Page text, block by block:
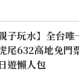
子玩水】全台
尾632高地免門
遊懶人包